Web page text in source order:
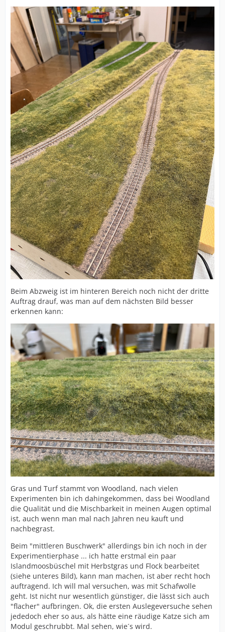
Beim Abzweig ist im hinteren Bereich noch nicht der dritte
Auftrag drauf, was man auf dem nächsten Bild besser
erkennen kann:
Gras und Turf stammt von Woodland, nach vielen
Experimenten bin ich dahingekommen, dass bei Woodland
die Qualität und die Mischbarkeit in meinen Augen optimal
ist, auch wenn man mal nach Jahren neu kauft und
nachbegrast.
Beim "mittleren Buschwerk" allerdings bin ich noch in der
Experimentierphase ... ich hatte erstmal ein paar
Islandmoosbüschel mit Herbstgras und Flock bearbeitet
(siehe unteres Bild), kann man machen, ist aber recht hoch
auftragend. Ich will mal versuchen, was mit Schafwolle
geht. Ist nicht nur wesentlich günstiger, die lässt sich auch
"flacher" aufbringen. Ok, die ersten Auslegeversuche sehen
jededoch eher so aus, als hätte eine räudige Katze sich am
Modul geschrubbt. Mal sehen, wie´s wird.